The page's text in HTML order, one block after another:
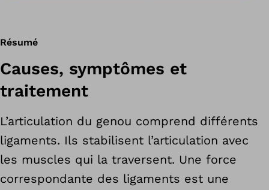
Résumé
Causes, symptômes et
traitement
L’articulation du genou comprend différents
ligaments. Ils stabilisent l’articulation avec
les muscles qui la traversent. Une force
correspondante des ligaments est une